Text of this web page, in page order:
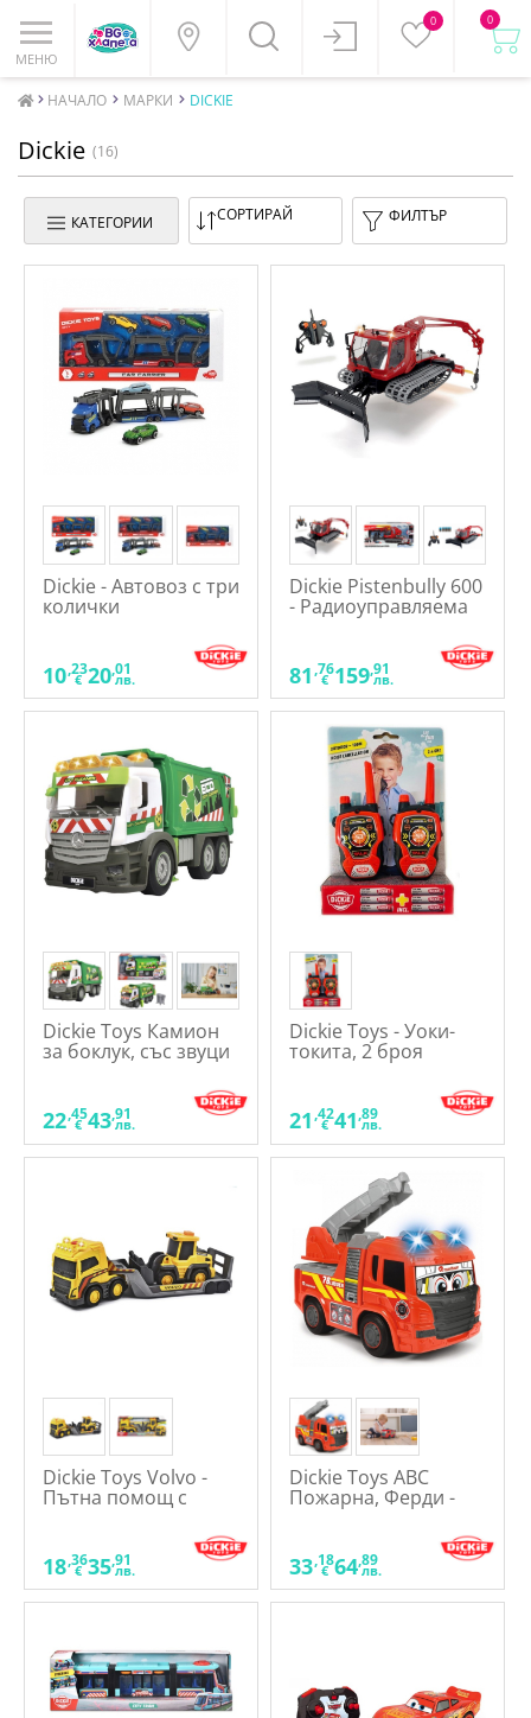
МЕНЮ
0 0
НАЧАЛО МАРКИ DICKIE
Dickie (16)
КАТЕГОРИИ СОРТИРАЙ ФИЛТЪР
Dickie - Автовоз с три
колички
10,23
€ 20,01
лв.
Dickie Pistenbully 600
- Радиоуправляема
кола
81,76
€ 159,91
лв.
Dickie Toys Камион
за боклук, със звуци
и светлини - Детска
22,45
€ 43,91
лв.
Dickie Toys - Уоки-
токита, 2 броя
21,42
€ 41,89
лв.
Dickie Toys Volvo -
Пътна помощ с
18,36
€ 35,91
лв.
Dickie Toys ABC
Пожарна, Ферди -
Детска играчка
33,18
€ 64,89
лв.